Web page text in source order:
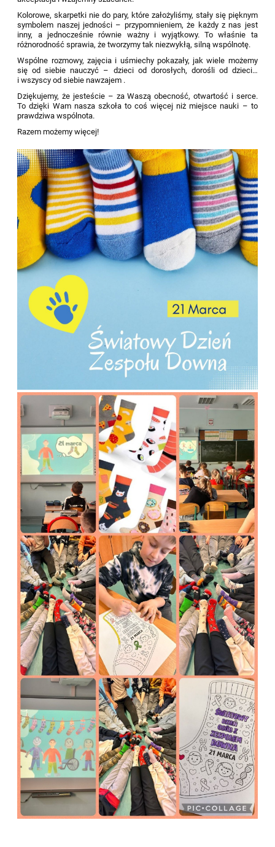
Kolorowe, skarpetki nie do pary, które założyliśmy, stały się pięknym
symbolem naszej jedności – przypomnieniem, że każdy z nas jest
inny, a jednocześnie równie ważny i wyjątkowy. To właśnie ta
różnorodność sprawia, że tworzymy tak niezwykłą, silną wspólnotę.
Wspólne rozmowy, zajęcia i uśmiechy pokazały, jak wiele możemy
się od siebie nauczyć – dzieci od dorosłych, dorośli od dzieci…
i wszyscy od siebie nawzajem .
Dziękujemy, że jesteście – za Waszą obecność, otwartość i serce.
To dzięki Wam nasza szkoła to coś więcej niż miejsce nauki – to
prawdziwa wspólnota.
Razem możemy więcej!